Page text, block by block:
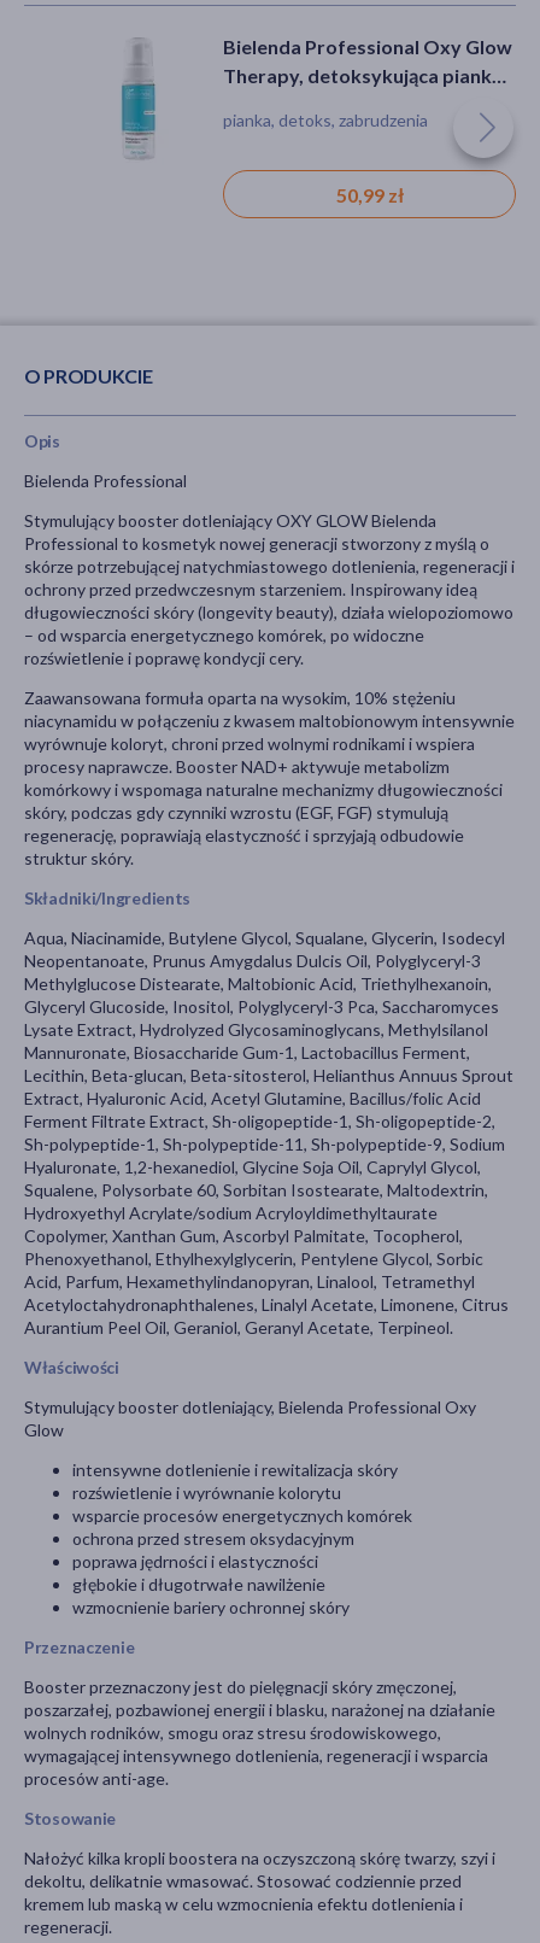
AA Aloes Pink, serum-booster,
30 ml
serum, suchość, nawilżęnie,
23,59 zł
Bielenda Professional, Oxy
Glow, hydrożelowa maska
ml
maseczka, suchość
66,99 zł
Bielenda Professional Oxy Glow
Therapy, detoksykująca pianka
pianka, detoks, zabrudzenia
50,99 zł
O PRODUKCIE
Opis
Bielenda Professional
Stymulujący booster dotleniający OXY GLOW Bielenda
Professional to kosmetyk nowej generacji stworzony z myślą o
skórze potrzebującej natychmiastowego dotlenienia, regeneracji i
ochrony przed przedwczesnym starzeniem. Inspirowany ideą
długowieczności skóry (longevity beauty), działa wielopoziomowo
– od wsparcia energetycznego komórek, po widoczne
rozświetlenie i poprawę kondycji cery.
Zaawansowana formuła oparta na wysokim, 10% stężeniu
niacynamidu w połączeniu z kwasem maltobionowym intensywnie
wyrównuje koloryt, chroni przed wolnymi rodnikami i wspiera
procesy naprawcze. Booster NAD+ aktywuje metabolizm
komórkowy i wspomaga naturalne mechanizmy długowieczności
skóry, podczas gdy czynniki wzrostu (EGF, FGF) stymulują
regenerację, poprawiają elastyczność i sprzyjają odbudowie
struktur skóry.
Składniki/Ingredients
Aqua, Niacinamide, Butylene Glycol, Squalane, Glycerin, Isodecyl
Neopentanoate, Prunus Amygdalus Dulcis Oil, Polyglyceryl-3
Methylglucose Distearate, Maltobionic Acid, Triethylhexanoin,
Glyceryl Glucoside, Inositol, Polyglyceryl-3 Pca, Saccharomyces
Lysate Extract, Hydrolyzed Glycosaminoglycans, Methylsilanol
Mannuronate, Biosaccharide Gum-1, Lactobacillus Ferment,
Lecithin, Beta-glucan, Beta-sitosterol, Helianthus Annuus Sprout
Extract, Hyaluronic Acid, Acetyl Glutamine, Bacillus/folic Acid
Ferment Filtrate Extract, Sh-oligopeptide-1, Sh-oligopeptide-2,
Sh-polypeptide-1, Sh-polypeptide-11, Sh-polypeptide-9, Sodium
Hyaluronate, 1,2-hexanediol, Glycine Soja Oil, Caprylyl Glycol,
Squalene, Polysorbate 60, Sorbitan Isostearate, Maltodextrin,
Hydroxyethyl Acrylate/sodium Acryloyldimethyltaurate
Copolymer, Xanthan Gum, Ascorbyl Palmitate, Tocopherol,
Phenoxyethanol, Ethylhexylglycerin, Pentylene Glycol, Sorbic
Acid, Parfum, Hexamethylindanopyran, Linalool, Tetramethyl
Acetyloctahydronaphthalenes, Linalyl Acetate, Limonene, Citrus
Aurantium Peel Oil, Geraniol, Geranyl Acetate, Terpineol.
Właściwości
Stymulujący booster dotleniający, Bielenda Professional Oxy
Glow
intensywne dotlenienie i rewitalizacja skóry
rozświetlenie i wyrównanie kolorytu
wsparcie procesów energetycznych komórek
ochrona przed stresem oksydacyjnym
poprawa jędrności i elastyczności
głębokie i długotrwałe nawilżenie
wzmocnienie bariery ochronnej skóry
Przeznaczenie
Booster przeznaczony jest do pielęgnacji skóry zmęczonej,
poszarzałej, pozbawionej energii i blasku, narażonej na działanie
wolnych rodników, smogu oraz stresu środowiskowego,
wymagającej intensywnego dotlenienia, regeneracji i wsparcia
procesów anti-age.
Stosowanie
Nałożyć kilka kropli boostera na oczyszczoną skórę twarzy, szyi i
dekoltu, delikatnie wmasować. Stosować codziennie przed
kremem lub maską w celu wzmocnienia efektu dotlenienia i
regeneracji.